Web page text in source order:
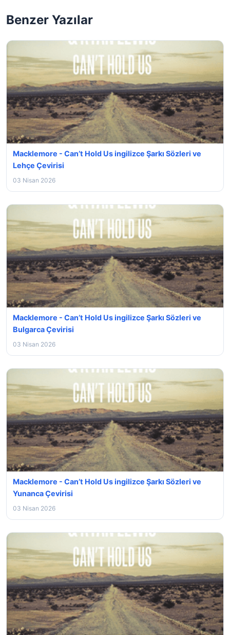
Benzer Yazılar
Macklemore - Can’t Hold Us ingilizce Şarkı Sözleri ve
Lehçe Çevirisi
03 Nisan 2026
Macklemore - Can’t Hold Us ingilizce Şarkı Sözleri ve
Bulgarca Çevirisi
03 Nisan 2026
Macklemore - Can’t Hold Us ingilizce Şarkı Sözleri ve
Yunanca Çevirisi
03 Nisan 2026